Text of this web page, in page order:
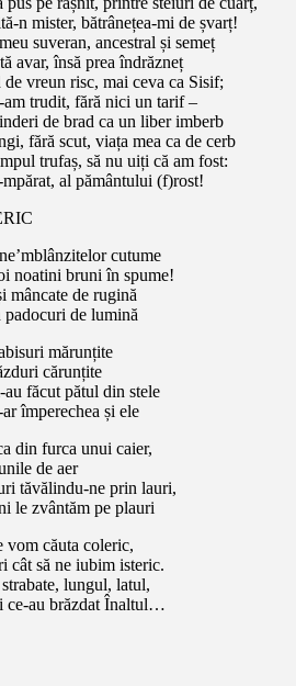
n mister, bătrânețea-mi de șvarț!
suveran, ancestral și semeț
avar, însă prea îndrăzneț
vreun risc, mai ceva ca Sisif;
trudit, fără nici un tarif –
de brad ca un liber imberb
fără scut, viața mea ca de cerb
trufaș, să nu uiți că am fost:
al pământului (f)rost!
cutume
noatini bruni în spume!
mâncate de rugină
de lumină
mărunțite
cărunțite
făcut pătul din stele
împerechea și ele
din furca unui caier,
de aer
tăvălindu-ne prin lauri,
le zvântăm pe plauri
vom căuta coleric,
cât să ne iubim isteric.
lungul, latul,
ce-au brăzdat Înaltul…